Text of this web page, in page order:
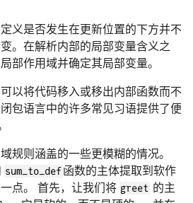
义是否发生在更新位置的下方并不
。在解析内部的局部变量含义之
部作用域并确定其局部变量。
以将代码移入或移出内部函数而不
包语言中的许多常见习语提供了便
规则涵盖的一些更模糊的情况。
sum_to_def函数的主体提取到软作
点。 首先，让我们将 greet 的主